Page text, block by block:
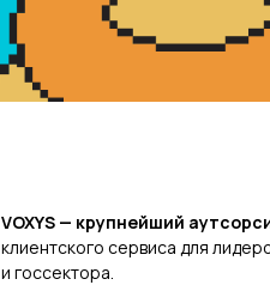
VOXYS — крупнейший
клиентского сервиса для
и госсектора.